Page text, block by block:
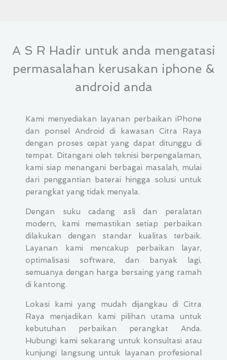
A S R Hadir untuk anda mengatasi
permasalahan kerusakan iphone &
android anda
Kami menyediakan layanan perbaikan iPhone
dan ponsel Android di kawasan Citra Raya
dengan proses cepat yang dapat ditunggu di
tempat. Ditangani oleh teknisi berpengalaman,
kami siap menangani berbagai masalah, mulai
dari penggantian baterai hingga solusi untuk
perangkat yang tidak menyala.
Dengan suku cadang asli dan peralatan
modern, kami memastikan setiap perbaikan
dilakukan dengan standar kualitas terbaik.
Layanan kami mencakup perbaikan layar,
optimalisasi software, dan banyak lagi,
semuanya dengan harga bersaing yang ramah
di kantong.
Lokasi kami yang mudah dijangkau di Citra
Raya menjadikan kami pilihan utama untuk
kebutuhan perbaikan perangkat Anda.
Hubungi kami sekarang untuk konsultasi atau
kunjungi langsung untuk layanan profesional